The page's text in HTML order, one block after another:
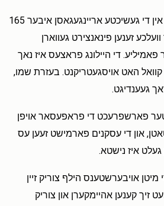
ווי געזאגט האט מען שוין אין די געשיכטע אריינגעגאסן איבער 165
זענען פינאנצירט געווארן
פאמיליע. די היילונג פראצעס איז נאך
קוואל האט אויסגעטריקנט. בעזרת שמו,
פארשפרעכט די פראפעסאר אויפן
און די עסקנים פארמישט זעען עס
איז נישטא.
אויבערשטענס הילף צוריק זיין
זיך קענען אהיימקערן און צוריק